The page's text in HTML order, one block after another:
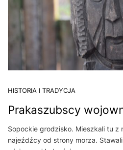
HISTORIA I TRADYCJA
Prakaszubscy
Sopockie grodzisko. Mieszkali tu z
najeźdźcy od strony morza.